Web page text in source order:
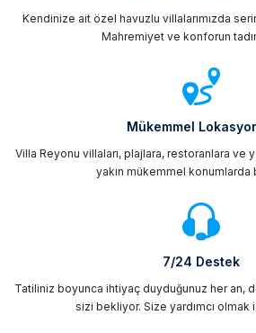
Kendinize ait özel havuzlu villalarımızda
Mahremiyet ve konforun
Mükemmel
Villa Reyonu villaları, plajlara, restoranlara
yakın mükemmel konumlarda
7/24 Destek
Tatiliniz boyunca ihtiyaç duyduğunuz her an,
sizi bekliyor. Size yardımcı olmak